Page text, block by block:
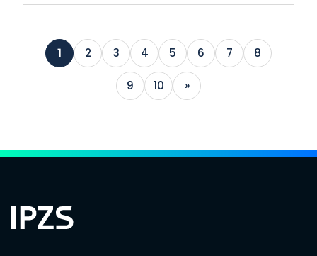
1 2 3 4 5 6 7 8
9 10 »